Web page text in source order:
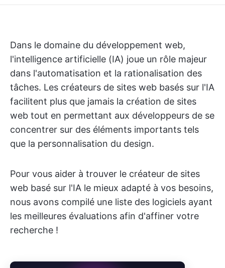
Dans le domaine du développement web,
l'intelligence artificielle (IA) joue un rôle majeur
dans l'automatisation et la rationalisation des
tâches. Les créateurs de sites web basés sur l'IA
facilitent plus que jamais la création de sites
web tout en permettant aux développeurs de se
concentrer sur des éléments importants tels
que la personnalisation du design.
Pour vous aider à trouver le créateur de sites
web basé sur l'IA le mieux adapté à vos besoins,
nous avons compilé une liste des logiciels ayant
les meilleures évaluations afin d'affiner votre
recherche !